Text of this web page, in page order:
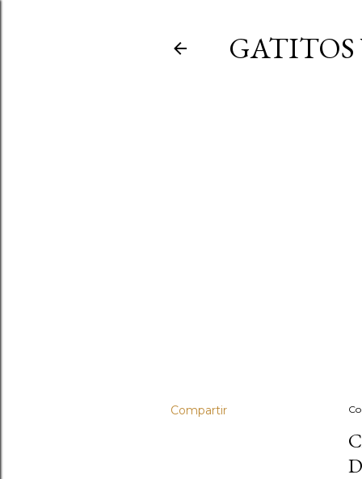
GATITOS
Compartir